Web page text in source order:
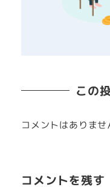
この
コメントはありませ
コメントを残す